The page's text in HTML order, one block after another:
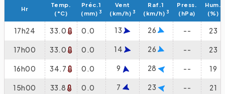
Hr
Temp.
(°C)
Préc.1
(mm) 3
Vent
(km/h) 3
Raf.1
(km/h) 3
Press.
(hPa)
Hum.
(%)
17h24 33.0 0.0 13 26 -- 23
17h00 33.0 0.0 14 26 -- 23
16h00 34.7 0.0 9 28 -- 19
15h00 33.8 0.0 7 23 -- 21